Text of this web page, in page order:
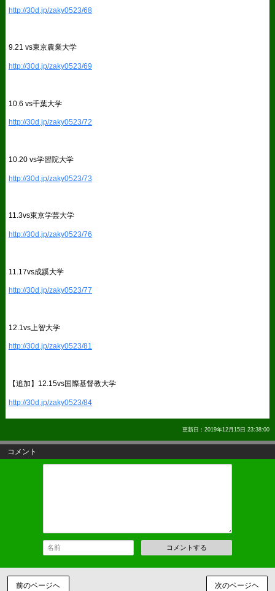
http://30d.jp/zaky0523/68
9.21 vs東京農業大学
http://30d.jp/zaky0523/69
10.6 vs千葉大学
http://30d.jp/zaky0523/72
10.20 vs学習院大学
http://30d.jp/zaky0523/73
11.3vs東京学芸大学
http://30d.jp/zaky0523/76
11.17vs成蹊大学
http://30d.jp/zaky0523/77
12.1vs上智大学
http://30d.jp/zaky0523/81
【追加】12.15vs国際基督教大学
http://30d.jp/zaky0523/84
更新日：2019年12月15日 23:38:00
コメント
コメントする
前のページへ 次のページヘ